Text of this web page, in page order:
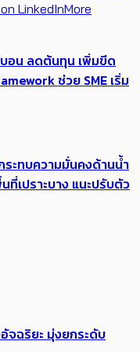
LinkedInMore
อน ลดต้นทุน เพิ่มขีด
ช่วย SME เริ่ม
ระทบความมั่นคงด้านน้ำ
เปราะบาง แนะปรับตัว
จฉริยะ มุ่งยกระดับ